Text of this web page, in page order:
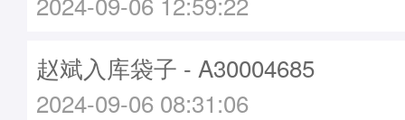
赵斌入库袋子 - A30004685
2024-09-06 08:31:06